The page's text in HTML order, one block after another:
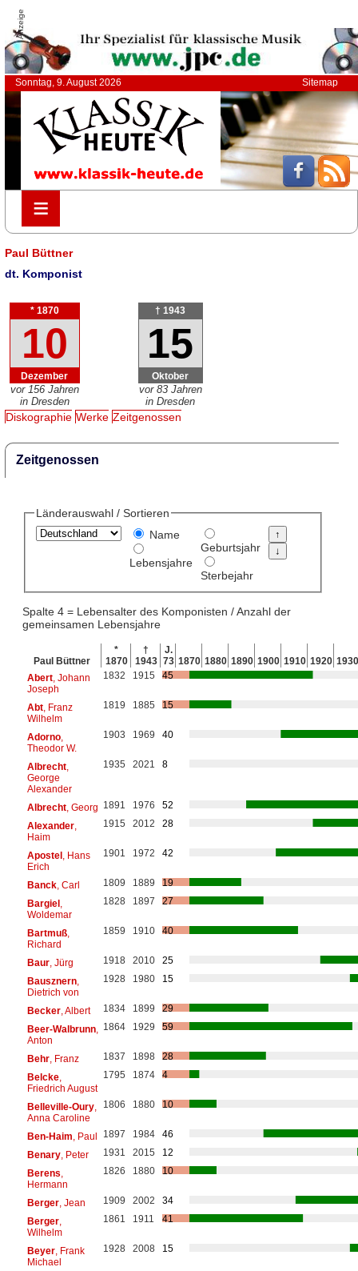
Anzeige
Sonntag, 9. August 2026 Sitemap
≡
≡
Paul Büttner
dt. Komponist
* 1870
10
Dezember
vor 156 Jahren
in Dresden
† 1943
15
Oktober
vor 83 Jahren
in Dresden
Diskographie Werke Zeitgenossen
Zeitgenossen
Länderauswahl / Sortieren
Name
Lebensjahre
Geburtsjahr
Sterbejahr
Spalte 4 = Lebensalter des Komponisten / Anzahl der
gemeinsamen Lebensjahre
Paul Büttner
*
1870
†
1943
J.
73 1870 1880 1890 1900 1910 1920 1930
Abert, Johann
Joseph
1832 1915 45
Abt, Franz
Wilhelm
1819 1885 15
Adorno,
Theodor W.
1903 1969 40
Albrecht,
George
Alexander
1935 2021 8
Albrecht, Georg 1891 1976
52
Alexander,
Haim
1915 2012 28
Apostel, Hans
Erich
1901 1972 42
Banck, Carl 1809 1889
19
Bargiel,
Woldemar
1828 1897 27
Bartmuß,
Richard
1859 1910 40
Baur, Jürg 1918 2010
25
Bausznern,
Dietrich von
1928 1980 15
Becker, Albert 1834 1899
29
Beer-Walbrunn,
Anton
1864 1929 59
Behr, Franz 1837 1898
28
Belcke,
Friedrich August
1795 1874 4
Belleville-Oury,
Anna Caroline
1806 1880 10
Ben-Haim , Paul 1897 1984
46
Benary, Peter 1931 2015
12
Berens
Hermann
1826 1880 10
Berger, Jean 1909 2002
34
Berger,
Wilhelm
1861 1911 41
Beyer, Frank
Michael
1928 2008 15